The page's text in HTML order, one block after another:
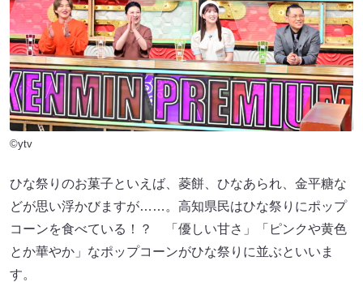
©ytv
ひな祭りのお菓子といえば、菱餅、ひなあられ、金平糖な
どが思い浮かびますが……。高知県民はひな祭りにポップ
コーンを食べている！？ 「優しい甘さ」「ピンクや黄色
とか華やか」なポップコーンがひな祭りに並ぶといいま
す。